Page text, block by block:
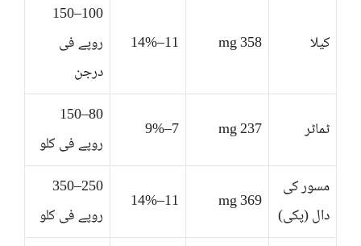
کیلا 358 mg
11–14%
100–150
روپے فی
درجن
ٹماٹر 237 mg
7–9%
80–150
روپے فی کلو
مسور کی
دال (پکی)
369 mg
11–14%
250–350
روپے فی کلو